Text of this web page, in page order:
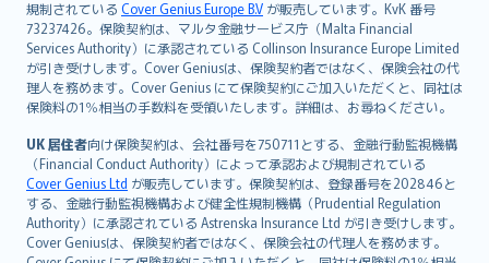
規制されている Cover Genius Europe B.V が販売しています。KvK 番号
73237426。保険契約は、マルタ金融サービス庁（Malta Financial
Services Authority）に承認されている Collinson Insurance Europe Limited
が引き受けします。Cover Geniusは、保険契約者ではなく、保険会社の代
理人を務めます。Cover Genius にて保険契約にご加入いただくと、同社は
保険料の1％相当の手数料を受領いたします。詳細は、お尋ねください。
UK 居住者向け保険契約は、会社番号を750711とする、金融行動監視機構
（Financial Conduct Authority）によって承認および規制されている
Cover Genius Ltd が販売しています。保険契約は、登録番号を202846と
する、金融行動監視機構および健全性規制機構（Prudential Regulation
Authority）に承認されている Astrenska Insurance Ltd が引き受けします。
Cover Geniusは、保険契約者ではなく、保険会社の代理人を務めます。
Deutsch
français
Nederlands
español
简体中文
繁體中文
Português
polski